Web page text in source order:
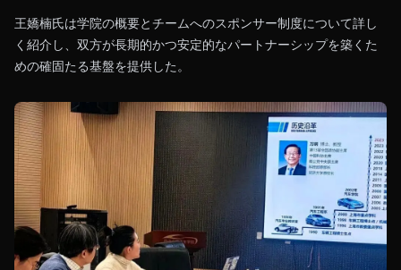
王嬌楠氏は学院の概要とチームへのスポンサー制度について詳し
く紹介し、双方が長期的かつ安定的なパートナーシップを築くた
めの確固たる基盤を提供した。